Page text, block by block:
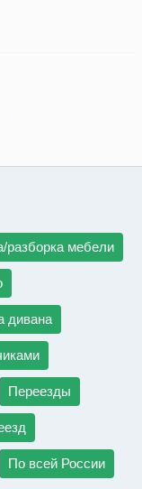
разборка мебели
дивана
Переезды
По всей России